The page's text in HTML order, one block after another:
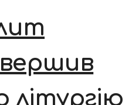
літургію